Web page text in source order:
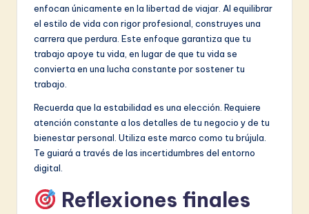
enfocan únicamente en la libertad de viajar. Al equilibrar
el estilo de vida con rigor profesional, construyes una
carrera que perdura. Este enfoque garantiza que tu
trabajo apoye tu vida, en lugar de que tu vida se
convierta en una lucha constante por sostener tu
trabajo.
Recuerda que la estabilidad es una elección. Requiere
atención constante a los detalles de tu negocio y de tu
bienestar personal. Utiliza este marco como tu brújula.
Te guiará a través de las incertidumbres del entorno
digital.
Reflexiones finales